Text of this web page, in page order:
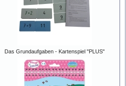
Das Grundaufgaben - Kartenspiel "PLUS"